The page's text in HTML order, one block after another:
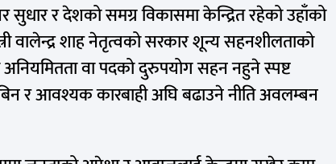
सुधार र देशको समग्र विकासमा केन्द्रित रहेको उहाँको
वालेन्द्र शाह नेतृत्वको सरकार शून्य सहनशीलताको
अनियमितता वा पदको दुरुपयोग सहन नहुने स्पष्ट
र आवश्यक कारबाही अघि बढाउने नीति अवलम्बन